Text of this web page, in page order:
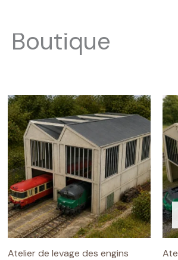
Boutique
Atelier de levage des engins